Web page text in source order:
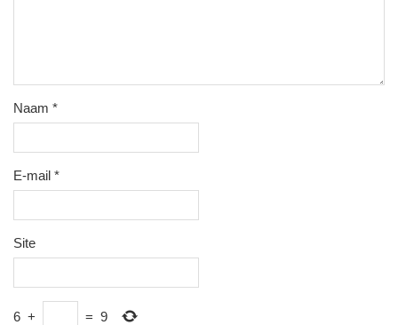
Naam *
E-mail *
Site
6 + = 9